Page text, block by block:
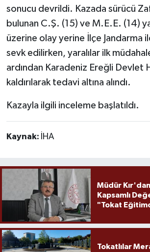
sonucu devrildi. Kazada sürücü
bulunan C.Ş. (15) ve M.E.E. (14)
üzerine olay yerine İlçe Jandarma
sevk edilirken, yaralılar ilk
ardından Karadeniz Ereğli Devlet
kaldırılarak tedavi altına alındı.
Kazayla ilgili inceleme başlatıldı.
Kaynak: İHA
Müdür
Kapsamlı
"Tokat
Tokatlılar